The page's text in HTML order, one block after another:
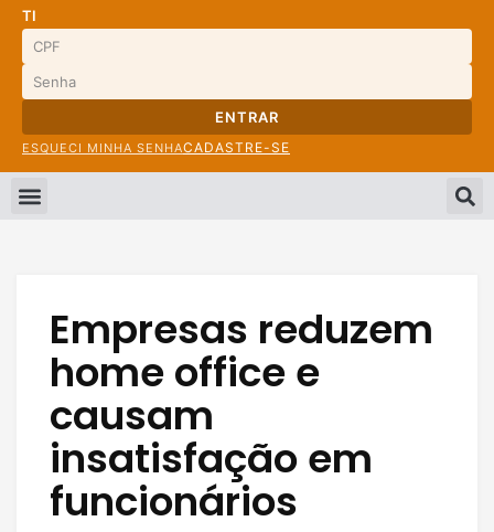
TI
ENTRAR
ESQUECI MINHA SENHACADASTRE-SE
Empresas reduzem
home office e
causam
insatisfação em
funcionários